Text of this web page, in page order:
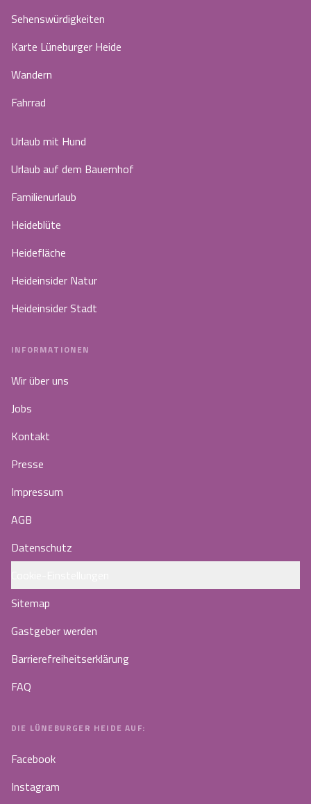
Sehenswürdigkeiten
Karte Lüneburger Heide
Wandern
Fahrrad
Urlaub mit Hund
Urlaub auf dem Bauernhof
Familienurlaub
Heideblüte
Heidefläche
Heideinsider Natur
Heideinsider Stadt
INFORMATIONEN
Wir über uns
Jobs
Kontakt
Presse
Impressum
AGB
Datenschutz
Sitemap
Gastgeber werden
Barrierefreiheitserklärung
FAQ
DIE LÜNEBURGER HEIDE AUF:
Facebook
Instagram